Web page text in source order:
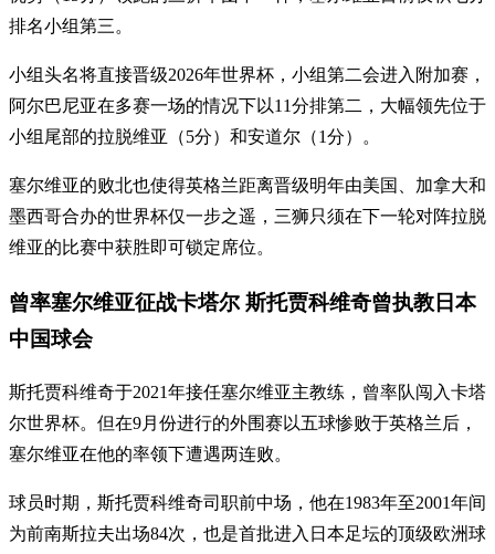
排名小组第三。
小组头名将直接晋级2026年世界杯，小组第二会进入附加赛，
阿尔巴尼亚在多赛一场的情况下以11分排第二，大幅领先位于
小组尾部的拉脱维亚（5分）和安道尔（1分）。
塞尔维亚的败北也使得英格兰距离晋级明年由美国、加拿大和
墨西哥合办的世界杯仅一步之遥，三狮只须在下一轮对阵拉脱
维亚的比赛中获胜即可锁定席位。
曾率塞尔维亚征战卡塔尔 斯托贾科维奇曾执教日本
中国球会
斯托贾科维奇于2021年接任塞尔维亚主教练，曾率队闯入卡塔
尔世界杯。但在9月份进行的外围赛以五球惨败于英格兰后，
塞尔维亚在他的率领下遭遇两连败。
球员时期，斯托贾科维奇司职前中场，他在1983年至2001年间
为前南斯拉夫出场84次，也是首批进入日本足坛的顶级欧洲球